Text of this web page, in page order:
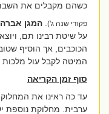
כשהם מקבלים את השבת
פקודי שנה ג') .המגן אברהם
על שיטת רבינו תם,
הכוכבים, אך הוסיף שטוב
המיטה לקבל עול מלכות
סוף זמן הקריאה
עד כה ראינו את
ערבית. מחלוקת נוספת יש